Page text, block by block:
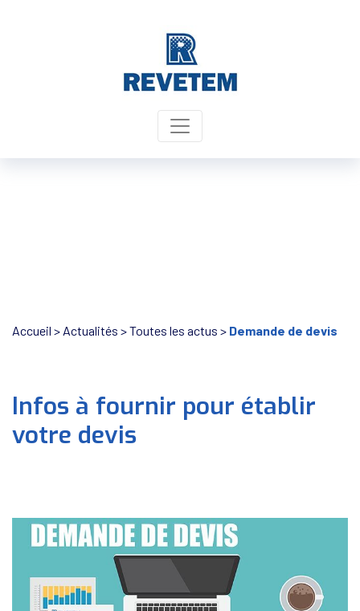
Accueil > Actualités >Toutes les actus > Demande de devis
Infos à fournir pour établir
votre devis